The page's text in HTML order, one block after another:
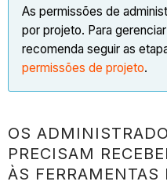
As permissões de
por projeto. Para
recomenda seguir as
permissões de projeto.
OS
PRECISAM
ÀS FERRAMENTAS